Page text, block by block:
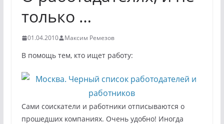
только …
01.04.2010 Максим Ремезов
В помощь тем, кто ищет работу:
Сами соискатели и работники отписываются о
прошедших компаниях. Очень удобно! Иногда